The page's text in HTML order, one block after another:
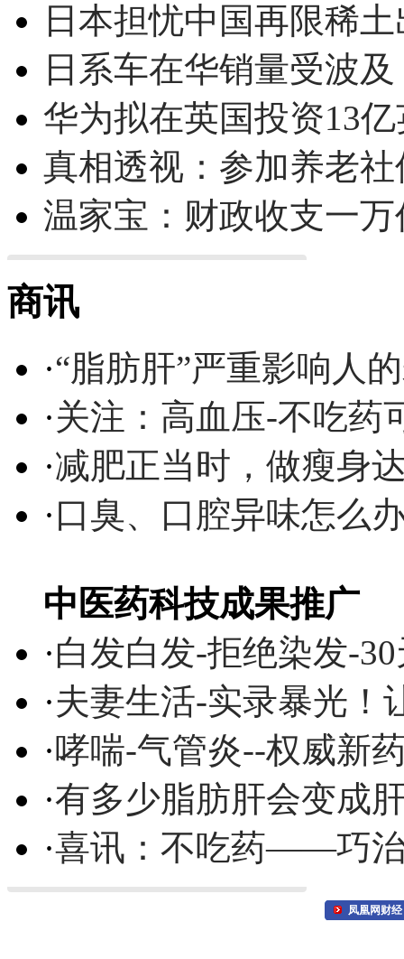
日本担忧中国再限稀
日系车在华销量受波
华为拟在英国投资13
真相透视：参加养老
温家宝：财政收支一
商讯
·“脂肪肝”严重影响人
·关注：高血压-不吃药
·减肥正当时，做瘦身
·口臭、口腔异味怎么
中医药科技成果推广
·白发白发-拒绝染发-
·夫妻生活-实录暴光！
·哮喘-气管炎--权威新
·有多少脂肪肝会变成
·喜讯：不吃药——巧
凤凰网财经